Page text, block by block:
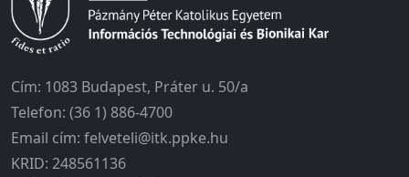
Cím: 1083 Budapest, Práter u. 50/a
Telefon: (36 1) 886-4700
Email cím: felveteli@itk.ppke.hu
KRID: 248561136